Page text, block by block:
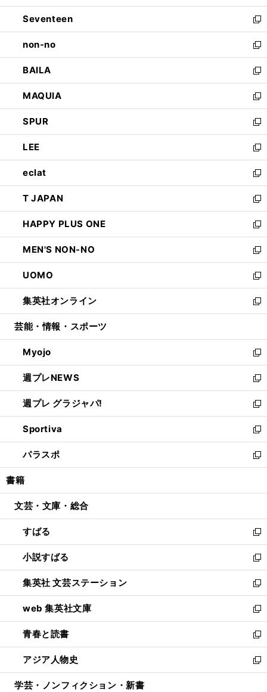
開
く
ウ
で
開
く
ン
ド
ウ
で
開
く
Seventeen
新
し
い
ウ
ィ
ン
ド
ウ
で
開
く
non-no
新
し
い
ウ
ィ
ン
ド
ウ
で
開
く
BAILA
新
し
い
ウ
ィ
ン
ド
ウ
で
開
く
MAQUIA
新
し
い
ウ
ィ
ン
ド
ウ
で
開
く
SPUR
新
し
い
ウ
ィ
ン
ド
ウ
で
開
く
LEE
新
し
い
ウ
ィ
ン
ド
ウ
で
開
く
eclat
新
し
い
ウ
ィ
ン
ド
ウ
で
開
く
T JAPAN
新
し
い
ウ
ィ
ン
ド
ウ
で
開
HAPPY PLUS ONE
新
し
い
ウ
ィ
ン
ド
ウ
開
く
MEN'S NON-NO
新
し
い
ウ
ィ
ン
ウ
で
開
く
UOMO
新
し
い
ウ
ン
ド
ウ
で
開
く
集英社オンライン
新
し
ウ
ィ
ン
ド
ウ
で
開
く
芸能・情報・スポーツ
Myojo
新
し
い
ウ
ィ
ン
ド
ウ
で
開
週プレNEWS
新
し
い
ウ
ィ
ン
ド
ウ
開
週プレ グラジャパ!
新
し
い
ウ
ィ
ン
ウ
開
く
Sportiva
新
し
い
ウ
ン
ウ
で
開
く
パラスポ
新
し
ウ
ン
ド
ウ
で
開
く
書籍
文芸・文庫・総合
すばる
新
し
い
ウ
ィ
ン
ド
ウ
で
開
く
小説すばる
新
し
い
ウ
ィ
ン
ド
ウ
で
開
集英社 文芸ステーション
新
し
い
ウ
ィ
ン
ド
ウ
web 集英社文庫
新
し
い
ウ
ィ
ン
青春と読書
新
し
い
ウ
アジア人物史
新
し
学芸・ノンフィクション・新書